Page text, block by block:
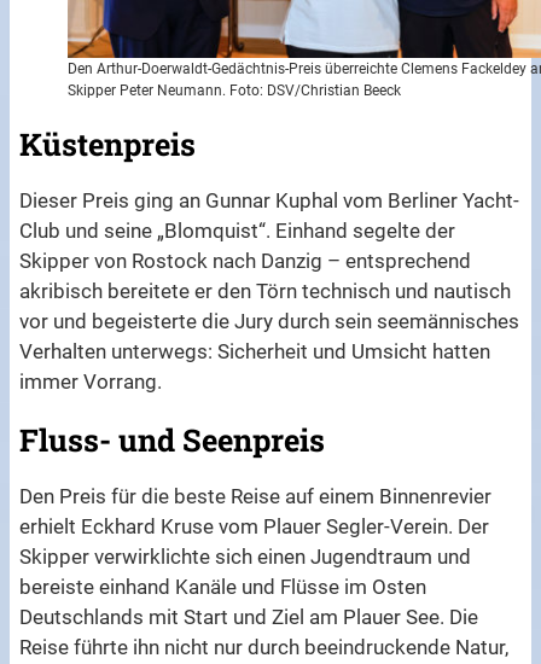
Den Arthur-Doerwaldt-Gedächtnis-Preis überreichte Clemens Fackeldey
Skipper Peter Neumann. Foto: DSV/Christian Beeck
Küstenpreis
Dieser Preis ging an Gunnar Kuphal vom Berliner Yacht-
Club und seine „Blomquist“. Einhand segelte der
Skipper von Rostock nach Danzig – entsprechend
akribisch bereitete er den Törn technisch und nautisch
vor und begeisterte die Jury durch sein seemännisches
Verhalten unterwegs: Sicherheit und Umsicht hatten
immer Vorrang.
Fluss- und Seenpreis
Den Preis für die beste Reise auf einem Binnenrevier
erhielt Eckhard Kruse vom Plauer Segler-Verein. Der
Skipper verwirklichte sich einen Jugendtraum und
bereiste einhand Kanäle und Flüsse im Osten
Deutschlands mit Start und Ziel am Plauer See. Die
Reise führte ihn nicht nur durch beeindruckende Natur,